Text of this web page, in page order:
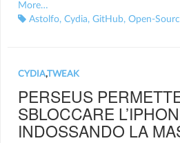
More…
Astolfo, Cydia, GitHub, Open-
CYDIA,TWEAK
PERSEUS
SBLOCCARE
INDOSSANDO LA